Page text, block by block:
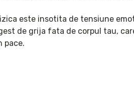
este insotita de tensiune
de grija fata de corpul tau,
pace.